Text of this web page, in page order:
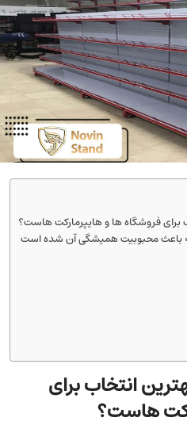
برای فروشگاه ها و هایپرمارکت هاست؟
انتخاب برای
هاست؟